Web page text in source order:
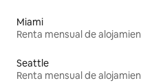
Miami
Seattle